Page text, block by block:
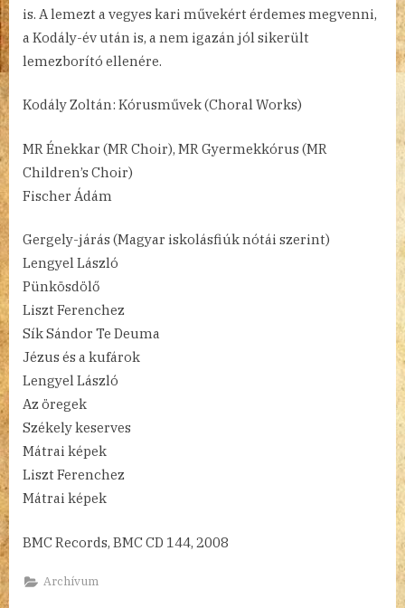
is. A lemezt a vegyes kari művekért érdemes megvenni,
a Kodály-év után is, a nem igazán jól sikerült
lemezborító ellenére.
Kodály Zoltán: Kórusművek (Choral Works)
MR Énekkar (MR Choir), MR Gyermekkórus (MR
Children’s Choir)
Fischer Ádám
Gergely-járás (Magyar iskolásfiúk nótái szerint)
Lengyel László
Pünkösdölő
Liszt Ferenchez
Sík Sándor Te Deuma
Jézus és a kufárok
Lengyel László
Az öregek
Székely keserves
Mátrai képek
Liszt Ferenchez
Mátrai képek
BMC Records, BMC CD 144, 2008
Archívum